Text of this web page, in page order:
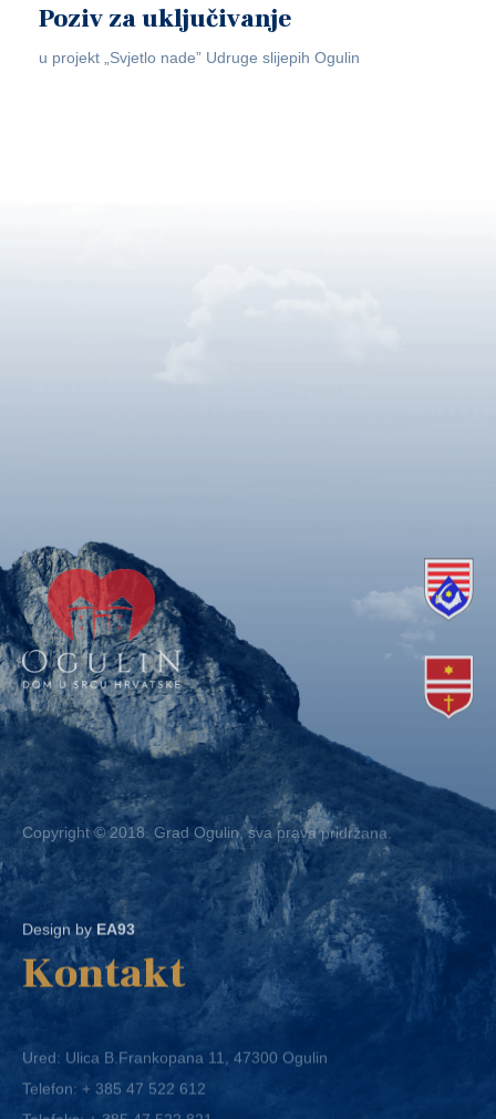
Poziv za uključivanje
u projekt „Svjetlo nade” Udruge slijepih Ogulin
Copyright © 2018. Grad Ogulin, sva prava pridržana.
Design by EA93
Kontakt
Ured: Ulica B.Frankopana 11, 47300 Ogulin
Telefon:+ 385 47 522 612
Telefaks: + 385 47 522 821
E-mail:grad-ogulin@ogulin.hr